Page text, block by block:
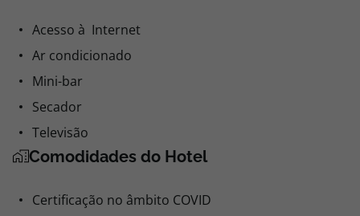
Acesso à Internet
Ar condicionado
Mini-bar
Secador
Televisão
Comodidades do Hotel
Certificação no âmbito COVID